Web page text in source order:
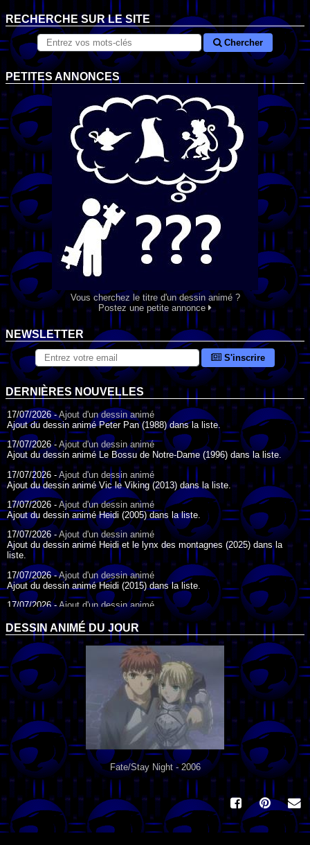
RECHERCHE SUR LE SITE
Chercher
PETITES ANNONCES
Vous cherchez le titre d'un dessin animé ?
Postez une petite annonce
NEWSLETTER
S'inscrire
DERNIÈRES NOUVELLES
17/07/2026 -Ajout d'un dessin animé
Ajout du dessin animé Peter Pan (1988) dans la liste.
17/07/2026 - Ajout d'un dessin animé
Ajout du dessin animé Le Bossu de Notre-Dame (1996) dans la liste.
17/07/2026 - Ajout d'un dessin animé
Ajout du dessin animé Vic le Viking (2013) dans la liste.
17/07/2026 - Ajout d'un dessin animé
Ajout du dessin animé Heidi (2005) dans la liste.
17/07/2026 -Ajout d'un dessin animé
Ajout du dessin animé Heidi et le lynx des montagnes (2025) dans la
liste.
17/07/2026 -Ajout d'un dessin animé
Ajout du dessin animé Heidi (2015) dans la liste.
17/07/2026 -Ajout d'un dessin animé
Ajout du dessin animé Heidi (1995) dans la liste.
09/07/2026 -Ajout d'un dessin animé
Ajout du dessin animé Genki l'Aventurier de la Chance (2006) dans la
liste.
04/07/2026 -
Ajout d'un dessin animé
Ajout du dessin animé Vilain Petit Canard (2000) dans la liste.
04/07/2026 -Ajout d'un dessin animé
Ajout du dessin animé Le Noël du vilain petit canard (2003) dans la liste.
DESSIN ANIMÉ DU JOUR
Fate/Stay Night - 2006